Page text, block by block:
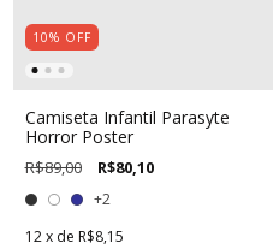
10% OFF
Camiseta Infantil Parasyte
Horror Poster
R$89,00 R$80,10
+2
12 x de R$8,15